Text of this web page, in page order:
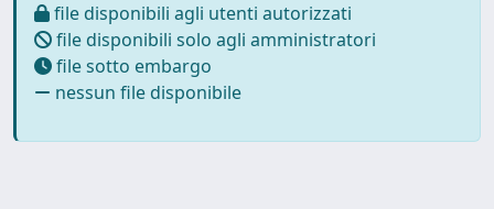
file disponibili agli utenti autorizzati
file disponibili solo agli amministratori
file sotto embargo
nessun file disponibile